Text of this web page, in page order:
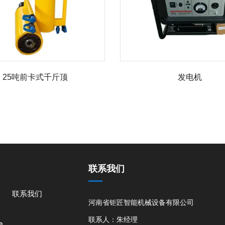
25吨前卡式千斤顶 发电机
联系我们
联系我们
河南省钜匠智能机械设备有限公司
联系人：朱经理